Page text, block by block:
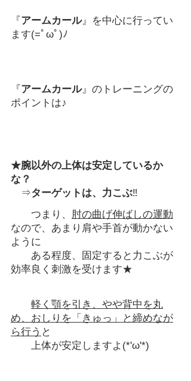
『 アームカール』を中心に行ってい
ます(=ﾟωﾟ)ﾉ
『 アームカール』のトレーニングの
ポイントは♪
★腕以外の上体は安定しているか
な？
⇒ターゲットは、力こぶ‼
つまり、 肘の曲げ伸ばしの運動
なので、あまり肩や手首が動かない
ように
ある程度、固定すると力こぶが
効率良く刺激を受けます★
軽く顎を引き、やや背中を丸
め、おしりを「きゅっ」と締めなが
ら行う と
上体が安定しますよ(*'ω'*)